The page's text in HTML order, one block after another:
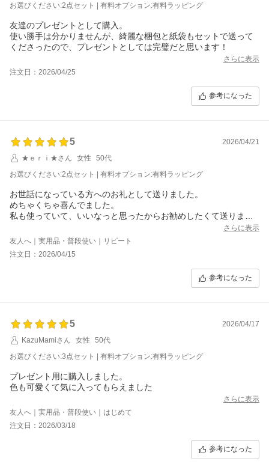
お選びください:2点セット | 有料オプション:有料ラッピング
友達のプレゼントとして購入。
使い勝手は分かりませんが、綺麗な梱包と紙袋もセットで送って
くださったので、プレゼントとしては完璧だと思います！
さらに表示
注文日：2026/04/25
参考になった
5
2026/04/21
★ｅｒｉ★さん
女性
50代
お選びください:2点セット | 有料オプション:有料ラッピング
お世話になっている方へのお礼として送りました。
めちゃくちゃ喜んでました。
私も使っていて、いいなっと思ったからお勧めしたくて送りまし
今後のプレゼントにも使おうと思います。
さらに表示
友人へ｜実用品・普段使い｜リピート
注文日：2026/04/15
参考になった
5
2026/04/17
KazuMamiさん
女性
50代
お選びください:3点セット | 有料オプション:有料ラッピング
プレゼント用に購入しました。
色も可愛くて気に入ってもらえました
さらに表示
友人へ｜実用品・普段使い｜はじめて
注文日：2026/03/18
参考になった